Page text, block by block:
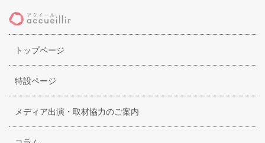
す。素材や縫製も高クオリティであるため、オシャレなだけ
ではなく、耐久性にも優れており衝撃も受けづらく作られて
いますので安心して着ることが出来ます。男女ともに支持さ
れているブランドです。芸能人も愛用しています。セシオセ
ラは、
トップページ
特設ページ
メディア出演・取材協力のご案内